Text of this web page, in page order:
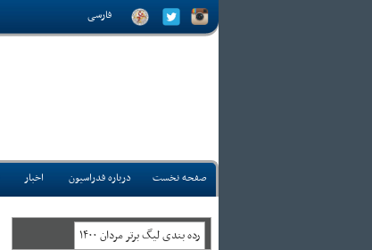
فارسی
صفحه نخست درباره فدراسیون اخبار
رده بندی ليگ برتر مردان ۱۴۰۰